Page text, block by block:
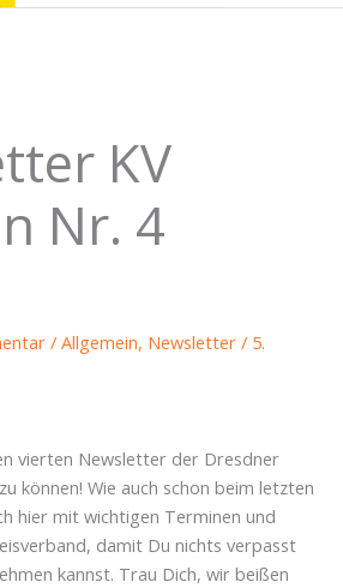
KV
Nr. 4
/ Allgemein, Newsletter / 5.
vierten Newsletter der Dresdner
können! Wie auch schon beim letzten
hier mit wichtigen Terminen und
damit Du nichts verpasst
kannst. Trau Dich, wir beißen